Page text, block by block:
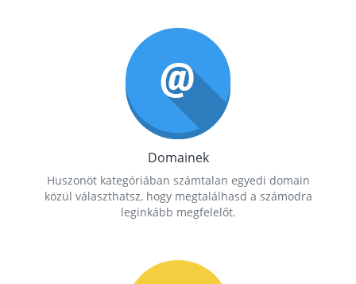
Domainek
Huszonöt kategóriában számtalan egyedi domain
közül választhatsz, hogy megtalálhasd a számodra
leginkább megfelelőt.